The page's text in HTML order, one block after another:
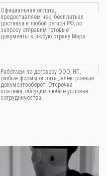
Официальная оплата,
предоставляем чек, бесплатная
доставка в любой регион РФ, по
запросу отправим готовые
документы в любую страну Мира.
Работаем по договору ООО, ИП,
любые формы оплаты, электронный
документооборот. Отсрочка
платежа, обсудим любые условия
сотрудничества.